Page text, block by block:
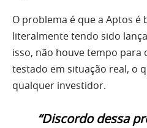
O problema é que a Aptos é
literalmente tendo sido
isso, não houve tempo
testado em situação real, o
qualquer investidor.
“Discordo dessa